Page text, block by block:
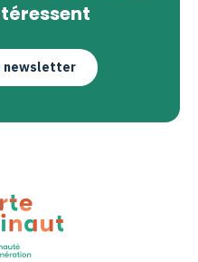
newsletter